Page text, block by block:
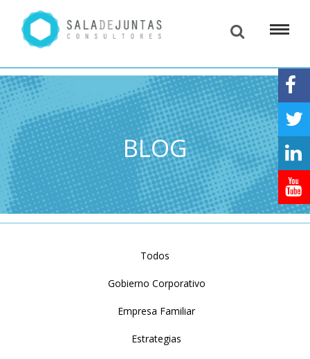
BLOG
Todos
Gobierno Corporativo
Empresa Familiar
Estrategias